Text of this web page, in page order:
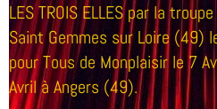
LES TROIS ELLES par la
Saint Gemmes sur Loire (49)
pour Tous de Monplaisir le 7
Avril à Angers (49).